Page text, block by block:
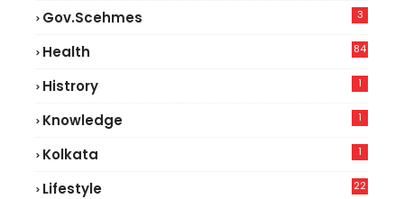
Gov.scehmes 3
Health
84
Histrory 1
Knowledge 1
Kolkata 1
Lifestyle
22